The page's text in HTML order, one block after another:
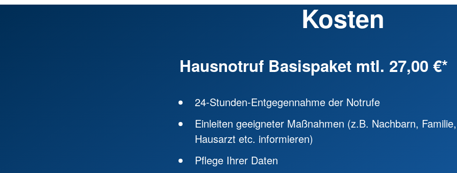
Kosten
Hausnotruf Basispaket mtl. 27,00 €*
24-Stunden-Entgegennahme der Notrufe
Einleiten geeigneter Maßnahmen (z.B. Nachbarn, Familie,
Hausarzt etc. informieren)
Pflege Ihrer Daten